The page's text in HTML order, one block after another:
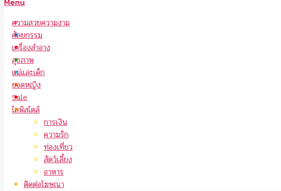
ความสวยความงาม
ศัลยกรรม
เครื่องสำอาง
สุขภาพ
แม่และเด็ก
ยอดหญิง
Sale
ไลฟ์สไตล์
การเงิน
ความรัก
ท่องเที่ยว
สัตว์เลี้ยง
อาหาร
ติดต่อโฆษณา